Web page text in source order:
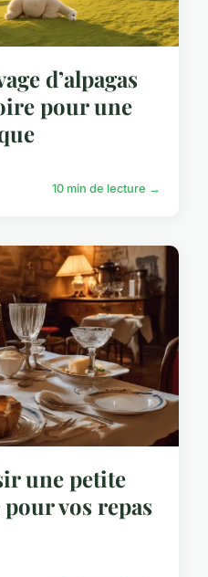
d’alpagas
pour une
10 min de lecture →
une petite
vos repas